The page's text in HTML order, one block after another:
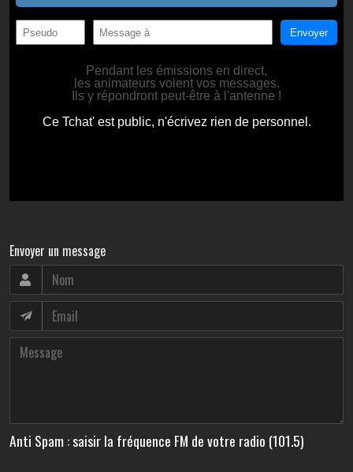
Envoyer un message
Anti Spam : saisir la fréquence FM de votre radio (101.5)